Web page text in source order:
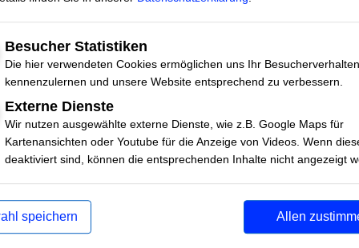
Deine Publikation ist nicht
Besucher Statistiken
Die hier verwendeten Cookies ermöglichen uns Ihr Besucherverhalten
kennenzulernen und unsere Website entsprechend zu verbessern.
Externe Dienste
Wir nutzen ausgewählte externe Dienste, wie z.B. Google Maps für
Kartenansichten oder Youtube für die Anzeige von Videos. Wenn
deaktiviert sind, können die entsprechenden Inhalte nicht angezeigt
Allen
speichern